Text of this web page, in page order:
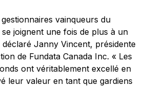
vainqueurs du
joignent une fois de plus à un
déclaré Janny Vincent, présidente
de Fundata Canada Inc. « Les
ont véritablement excellé en
leur valeur en tant que gardiens